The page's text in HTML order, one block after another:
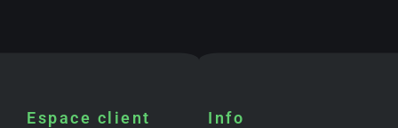
Espace client Info